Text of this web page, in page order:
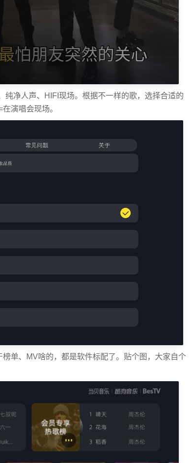
净人声、HIFI现场。根据不一样的歌，选择合适的
演唱会现场。
单、MV啥的，都是软件标配了。贴个图，大家自个